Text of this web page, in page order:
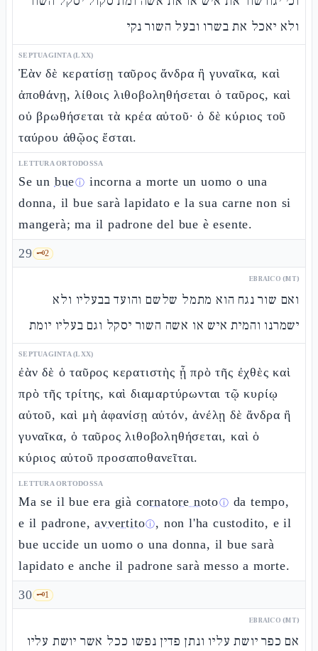
ולא יאכל את בשרו ובעל השור נקי
SEPTUAGINTA (LXX)
Ἐὰν δὲ κερατίσῃ ταῦρος ἄνδρα ἢ γυναῖκα, καὶ
ἀποθάνῃ, λίθοις λιθοβοληθήσεται ὁ ταῦρος, καὶ
οὐ βρωθήσεται τὰ κρέα αὐτοῦ· ὁ δὲ κύριος τοῦ
ταύρου ἀθῷος ἔσται.
LETTURA ORTODOSSA
Se un bueⓘ incorna a morte un uomo o una
donna, il bue sarà lapidato e la sua carne non si
mangerà; ma il padrone del bue è esente.
29 🗝️2
EBRAICO (MT)
ואם שור נגח הוא מתמל שלשם והועד בבעליו ולא
ישמרנו והמית איש או אשה השור יסקל וגם בעליו יומת
SEPTUAGINTA (LXX)
ἐὰν δὲ ὁ ταῦρος κερατιστὴς ᾖ πρὸ τῆς ἐχθὲς καὶ
πρὸ τῆς τρίτης, καὶ διαμαρτύρωνται τῷ κυρίῳ
αὐτοῦ, καὶ μὴ ἀφανίσῃ αὐτόν, ἀνέλῃ δὲ ἄνδρα ἢ
γυναῖκα, ὁ ταῦρος λιθοβοληθήσεται, καὶ ὁ
κύριος αὐτοῦ προσαποθανεῖται.
LETTURA ORTODOSSA
Ma se il bue era già cornatore notoⓘ da tempo,
e il padrone,avvertitoⓘ, non l'ha custodito, e il
bue uccide un uomo o una donna, il bue sarà
lapidato e anche il padrone sarà messo a morte.
30 🗝️1
EBRAICO (MT)
אם כפר יושת עליו ונתן פדין נפשו ככל אשר יושת עליו